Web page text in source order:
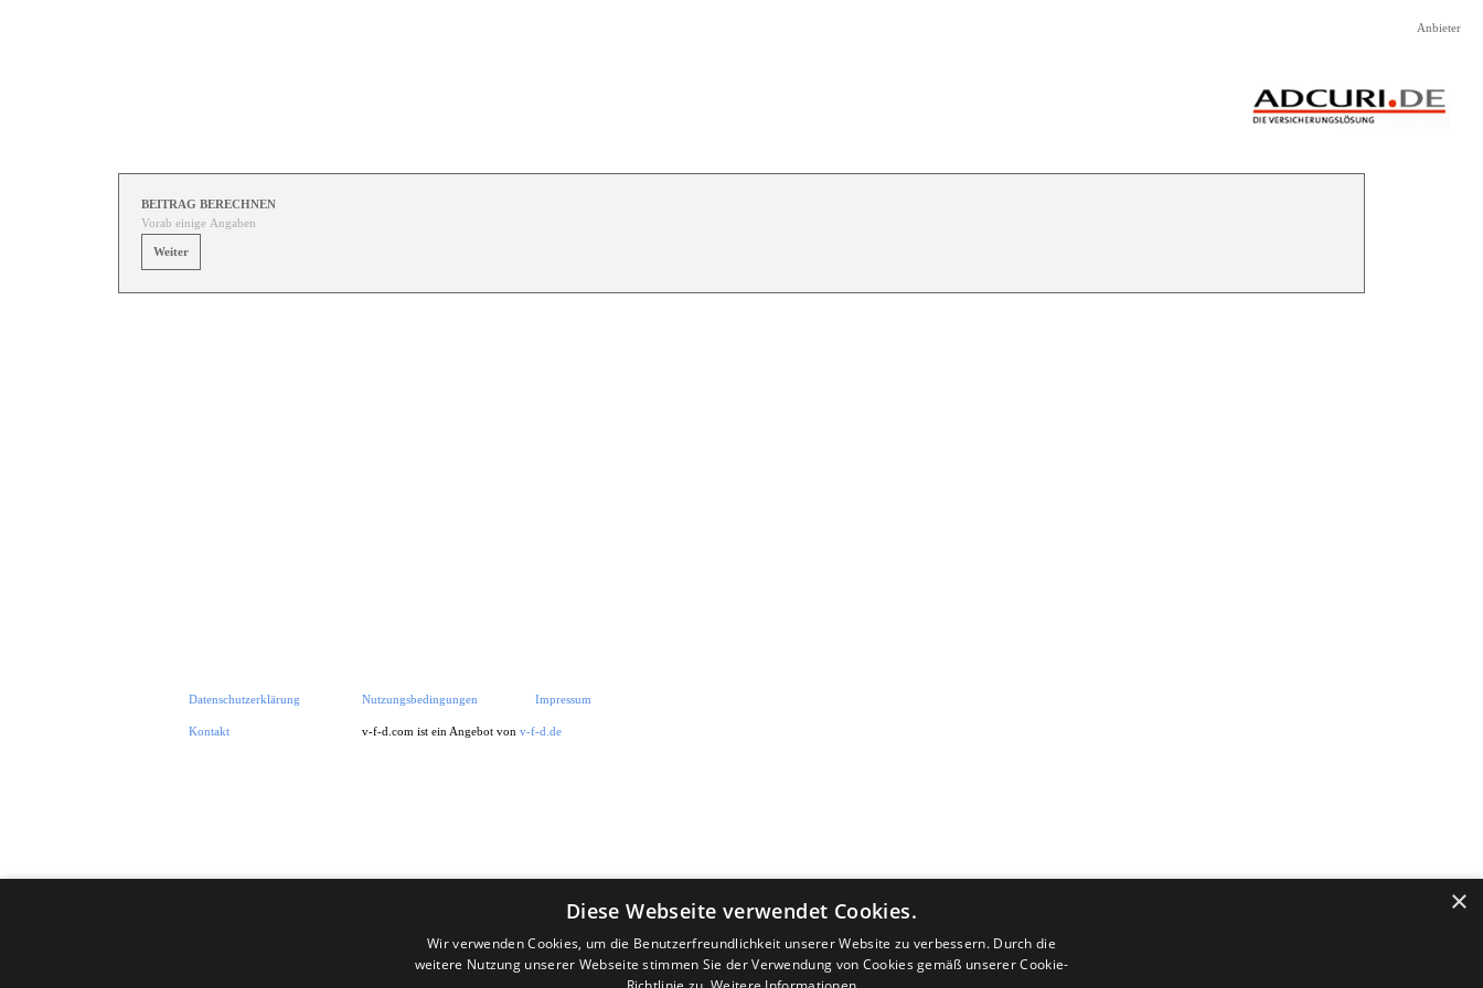
Anbieter
BEITRAG BERECHNEN
Vorab einige Angaben
Datenschutzerklärung Nutzungsbedingungen Impressum
Kontakt v-f-d.com ist ein Angebot von v-f-d.de
×
Diese Webseite verwendet Cookies.
Wir verwenden Cookies, um die Benutzerfreundlichkeit unserer Website zu verbessern. Durch die
weitere Nutzung unserer Webseite stimmen Sie der Verwendung von Cookies gemäß unserer Cookie-